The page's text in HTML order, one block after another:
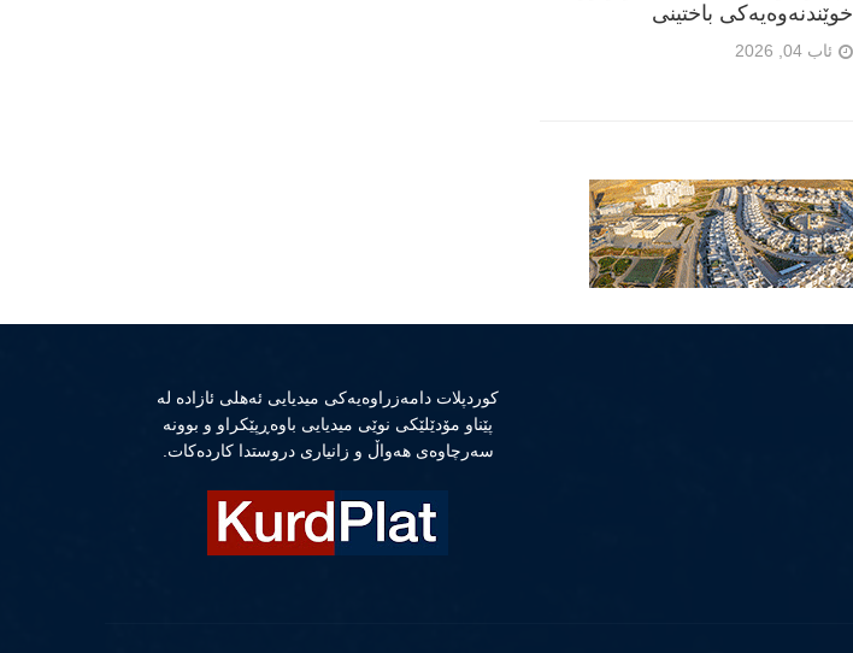
خوێندنەوەیەکی باختینی
ئاب 04, 2026
كوردپلات دامەزراوەیەكی میدیایی ئەهلی ئازادە لە
پێناو مۆدێلێكی نوێی میدیایی باوەڕپێكراو و بوونە
سەرچاوەی هەواڵ و زانیاری دروستدا كاردەكات.